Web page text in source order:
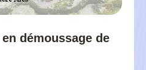
démoussage de